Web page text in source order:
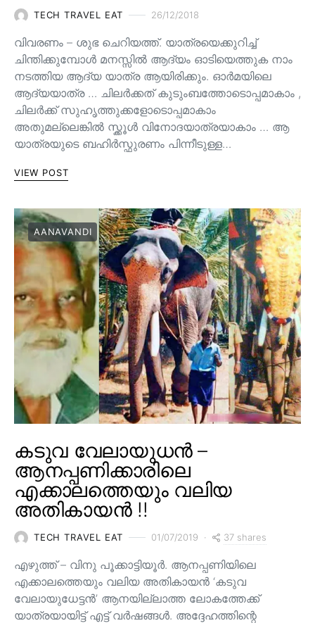
TECH TRAVEL EAT 26/12/2018
വിവരണം – ശുഭ ചെറിയത്ത്. യാത്രയെക്കുറിച്ച്
ചിന്തിക്കുമ്പോൾ മനസ്സിൽ ആദ്യം ഓടിയെത്തുക നാം
നടത്തിയ ആദ്യ യാത്ര ആയിരിക്കും. ഓർമയിലെ
ആദ്യയാത്ര … ചിലർക്കത് കുടുംബത്തോടൊപ്പമാകാം ,
ചിലർക്ക് സുഹൃത്തുക്കളോടൊപ്പമാകാം
അതുമല്ലെങ്കിൽ സ്ക്കൂൾ വിനോദയാത്രയാകാം … ആ
യാത്രയുടെ ബഹിർസ്ഫുരണം പിന്നീടുള്ള…
VIEW POST
AANAVANDI
കടുവ വേലായുധൻ –
ആനപ്പണിക്കാരിലെ
എക്കാലത്തെയും വലിയ
അതികായൻ !!
TECH TRAVEL EAT 01/07/2019 37 shares
എഴുത്ത് – വിനു പൂക്കാട്ടിയൂർ. ആനപ്പണിയിലെ
എക്കാലത്തെയും വലിയ അതികായൻ ‘കടുവ
വേലായുധേട്ടൻ’ ആനയില്ലാത്ത ലോകത്തേക്ക്
യാത്രയായിട്ട് എട്ട് വർഷങ്ങൾ. അദ്ദേഹത്തിന്റെ